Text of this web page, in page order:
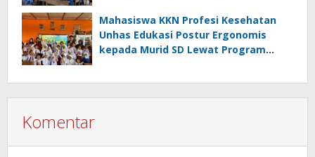
Langkeang
Mahasiswa KKN Profesi Kesehatan
Unhas Edukasi Postur Ergonomis
kepada Murid SD Lewat Program
Komentar